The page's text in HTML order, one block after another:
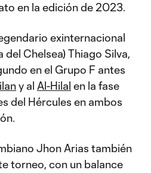
en la edición de 2023.
exinternacional
del Chelsea) Thiago Silva,
en el Grupo F antes
y al Al-Hilal en la fase
del Hércules en ambos
Jhon Arias también
torneo, con un balance